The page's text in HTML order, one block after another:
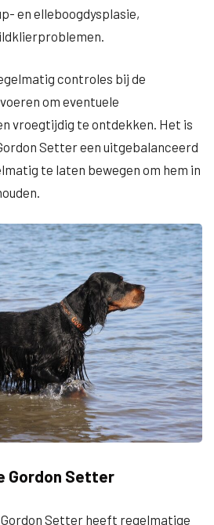
en elleboogdysplasie,
controles bij de
om eventuele
vroegtijdig te ontdekken. Het is
Setter een uitgebalanceerd
te laten bewegen om hem in
Gordon Setter
Gordon Setter heeft regelmatige